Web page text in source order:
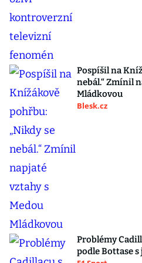
Pospíšil na
nebál.“ Zmínil
Mládkovou
Blesk.cz
Problémy
podle Bottase